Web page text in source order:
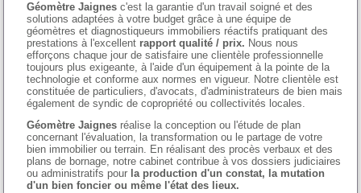
Géomètre Jaignes c'est la garantie d'un travail soigné et des
solutions adaptées à votre budget grâce à une équipe de
géomètres et diagnostiqueurs immobiliers réactifs pratiquant des
prestations à l'excellent rapport qualité / prix. Nous nous
efforçons chaque jour de satisfaire une clientèle professionnelle
toujours plus exigeante, à l'aide d'un équipement à la pointe de la
technologie et conforme aux normes en vigueur. Notre clientèle est
constituée de particuliers, d'avocats, d'administrateurs de bien mais
également de syndic de copropriété ou collectivités locales.
Géomètre Jaignes réalise la conception ou l'étude de plan
concernant l'évaluation, la transformation ou le partage de votre
bien immobilier ou terrain. En réalisant des procès verbaux et des
plans de bornage, notre cabinet contribue à vos dossiers judiciaires
ou administratifs pour la production d'un constat, la mutation
d'un bien foncier ou même l'état des lieux.